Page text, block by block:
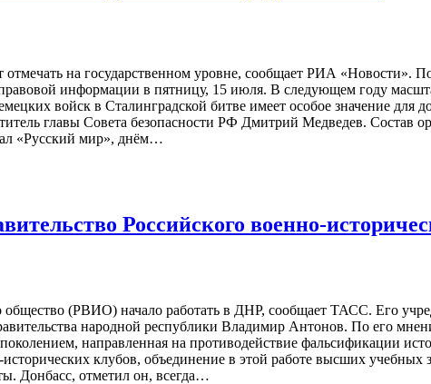
на государственном уровне, сообщает РИА
информации в пятницу, 15 июля. В следующем году
войск в Сталинградской битве имеет особое значение для
главы Совета безопасности РФ Дмитрий Медведев. Состав
«Русский мир», днём…
Российского военно-
общество (РВИО) начало работать в ДНР, сообщает ТАСС. Его
народной республики Владимир Антонов. По его
направленная на противодействие фальсификации
исторических клубов, объединение в этой работе высших
Донбасс, отметил он, всегда…